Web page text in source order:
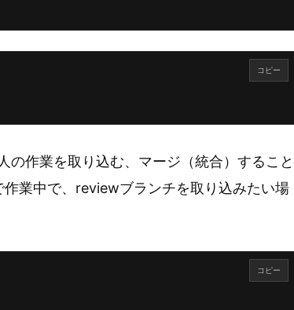
コピー
の作業を取り込む、マージ（統合）すること
業中で、reviewブランチを取り込みたい場
コピー